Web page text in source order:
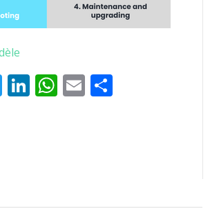
Twitter
LinkedIn
WhatsApp
Email